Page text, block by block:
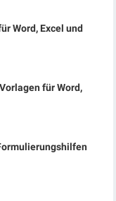
Word, Excel und
für Word,